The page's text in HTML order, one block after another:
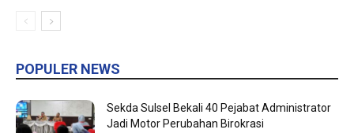
POPULER NEWS
Sekda Sulsel Bekali 40 Pejabat Administrator
Jadi Motor Perubahan Birokrasi